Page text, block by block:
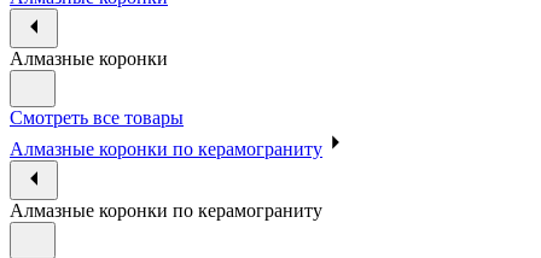
Алмазные коронки
Смотреть все товары
Алмазные коронки по керамограниту
Алмазные коронки по керамограниту